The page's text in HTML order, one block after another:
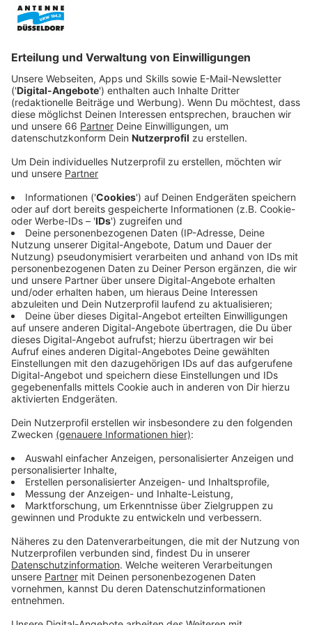
Krankenhaus das gleiche Zimmer.
Anzeige
Schnell wird klar: Die beiden zukünftigen Mütter
können sich nicht ausstehen und haben völlig
entgegengesetzte Vorstellungen von der Erziehung
ihrer Kinder. Blöd nur, dass eine Krankenschwester die
vertauscht. Erst vier Monate später fällt die
Verwechslung auf. Doch da haben sich die beiden
Mütter bereits Hals über Kopf in ihre „falschen“
Töchter verliebt…
Streaming-Dienst: Netflix
Anzeige
Wir benötigen Ihre
Zustimmung, um den YouTube
Video-Service zu laden!
Wir verwenden einen Service eines
Drittanbieters, um Videoinhalte
einzubetten. Dieser Service kann
Daten zu Ihren Aktivitäten
sammeln. Bitte lesen Sie die
Details durch und stimmen Sie der
Nutzung des Service zu, um dieses
Video anzusehen.
Mehr Informationen
Akzeptieren
Mariana und Ana haben die falschen Kinder und lieben